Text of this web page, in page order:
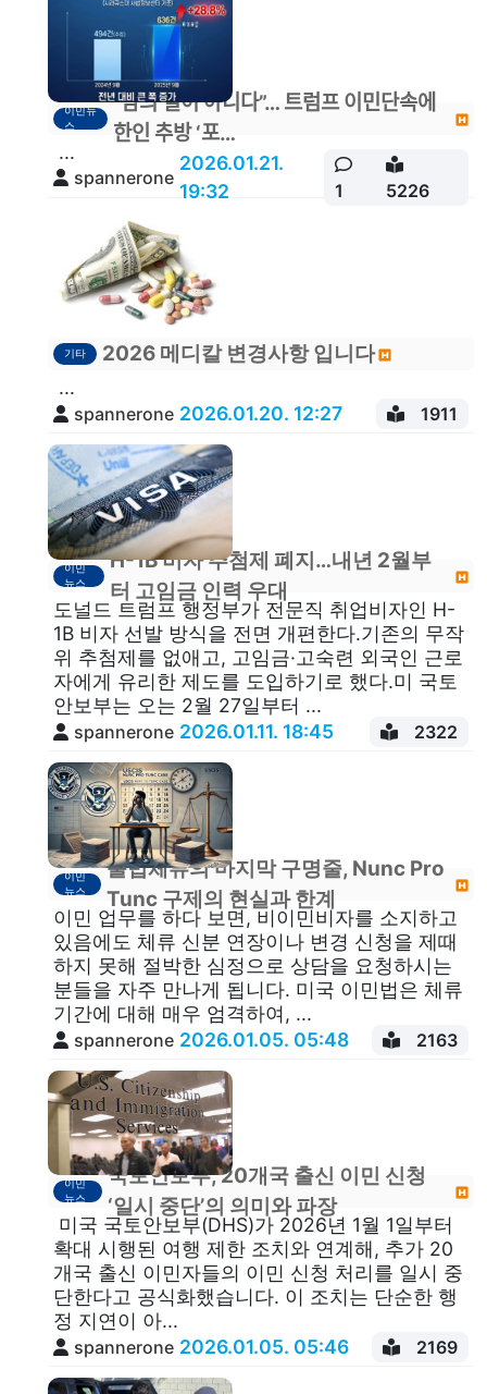
이민뉴
스
"남의 일이 아니다”… 트럼프 이민단속에
한인 추방 ‘포…
...
spannerone
2026.01.21.
19:32
1 5226
기타 2026 메디칼 변경사항 입니다
...
spannerone 2026.01.20. 12:27 1911
이민
뉴스
H-1B 비자 추첨제 폐지…내년 2월부
터 고임금 인력 우대
도널드 트럼프 행정부가 전문직 취업비자인 H-
1B 비자 선발 방식을 전면 개편한다.기존의 무작
위 추첨제를 없애고, 고임금·고숙련 외국인 근로
자에게 유리한 제도를 도입하기로 했다.미 국토
안보부는 오는 2월 27일부터 ...
spannerone 2026.01.11. 18:45 2322
이민
뉴스
불법체류의 마지막 구명줄, Nunc Pro
Tunc 구제의 현실과 한계
이민 업무를 하다 보면, 비이민비자를 소지하고
있음에도 체류 신분 연장이나 변경 신청을 제때
하지 못해 절박한 심정으로 상담을 요청하시는
분들을 자주 만나게 됩니다. 미국 이민법은 체류
기간에 대해 매우 엄격하여, ...
spannerone 2026.01.05. 05:48 2163
이민
뉴스
국토안보부, 20개국 출신 이민 신청
‘일시 중단’의 의미와 파장
미국 국토안보부(DHS)가 2026년 1월 1일부터
확대 시행된 여행 제한 조치와 연계해, 추가 20
개국 출신 이민자들의 이민 신청 처리를 일시 중
단한다고 공식화했습니다. 이 조치는 단순한 행
정 지연이 아...
spannerone 2026.01.05. 05:46 2169